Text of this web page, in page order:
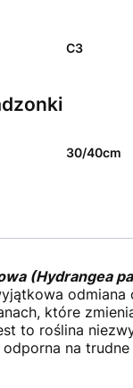
C3
30/40cm
(Hydrangea
odmiana
które
to roślina
na